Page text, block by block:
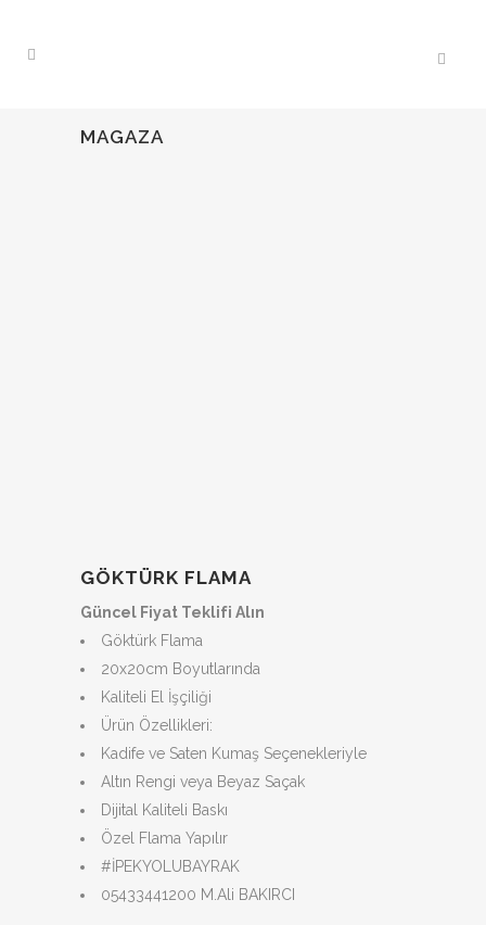
MAGAZA
GÖKTÜRK FLAMA
Güncel Fiyat Teklifi Alın
Göktürk Flama
20x20cm Boyutlarında
Kaliteli El İşçiliği
Ürün Özellikleri:
Kadife ve Saten Kumaş Seçenekleriyle
Altın Rengi veya Beyaz Saçak
Dijital Kaliteli Baskı
Özel Flama Yapılır
#İPEKYOLUBAYRAK
05433441200 M.Ali BAKIRCI